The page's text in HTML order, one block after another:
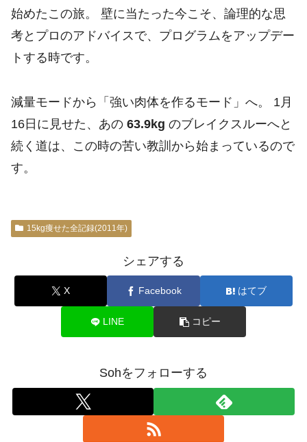
始めたこの旅。 壁に当たった今こそ、論理的な思
考とプロのアドバイスで、プログラムをアップデー
トする時です。
減量モードから「強い肉体を作るモード」へ。 1月
16日に見せた、あの 63.9kg のブレイクスルーへと
続く道は、この時の苦い教訓から始まっているので
す。
15kg痩せた全記録(2011年)
シェアする
X Facebook はてブ
LINE コピー
Sohをフォローする